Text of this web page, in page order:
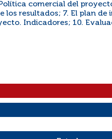
comercial del
resultados; 7. El plan de
Indicadores; 10.